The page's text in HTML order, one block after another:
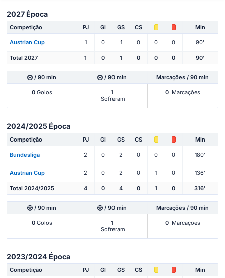
2027 Época
Competição PJ Gl GS CS Min
Austrian Cup 1 0 1 0 0 0 90'
Total 2027 1 0 1 0 0 0 90'
/ 90 min / 90 min Marcações / 90 min
0Golos
1
Sofreram
0 Marcações
2024/2025 Época
Competição PJ Gl GS CS Min
Bundesliga 2 0 2 0 0 0 180'
Austrian Cup 2 0 2 0 1 0 136'
Total 2024/2025 4 0 4 0 1 0 316'
/ 90 min / 90 min Marcações / 90 min
0Golos
1
Sofreram
0 Marcações
2023/2024 Época
Competição PJ Gl GS CS Min